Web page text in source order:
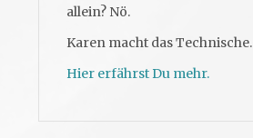
allein? Nö.
Karen macht das Technische.
Hier erfährst Du mehr.